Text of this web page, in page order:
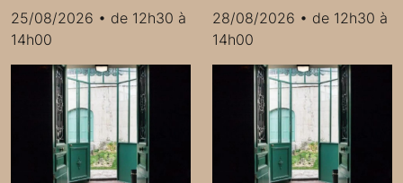
25/08/2026 • de 12h30 à
14h00
28/08/2026 • de 12h30 à
14h00